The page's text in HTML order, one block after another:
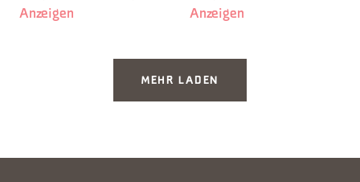
Anzeigen Anzeigen
MEHR LADEN